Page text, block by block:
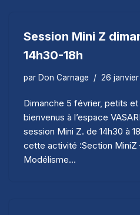
Session Mini Z
14h30-18h
par Don Carnage 26
Dimanche 5 février, petits
bienvenus à l’espace
session Mini Z. de 14h30 à
cette activité :Section
Modélisme…